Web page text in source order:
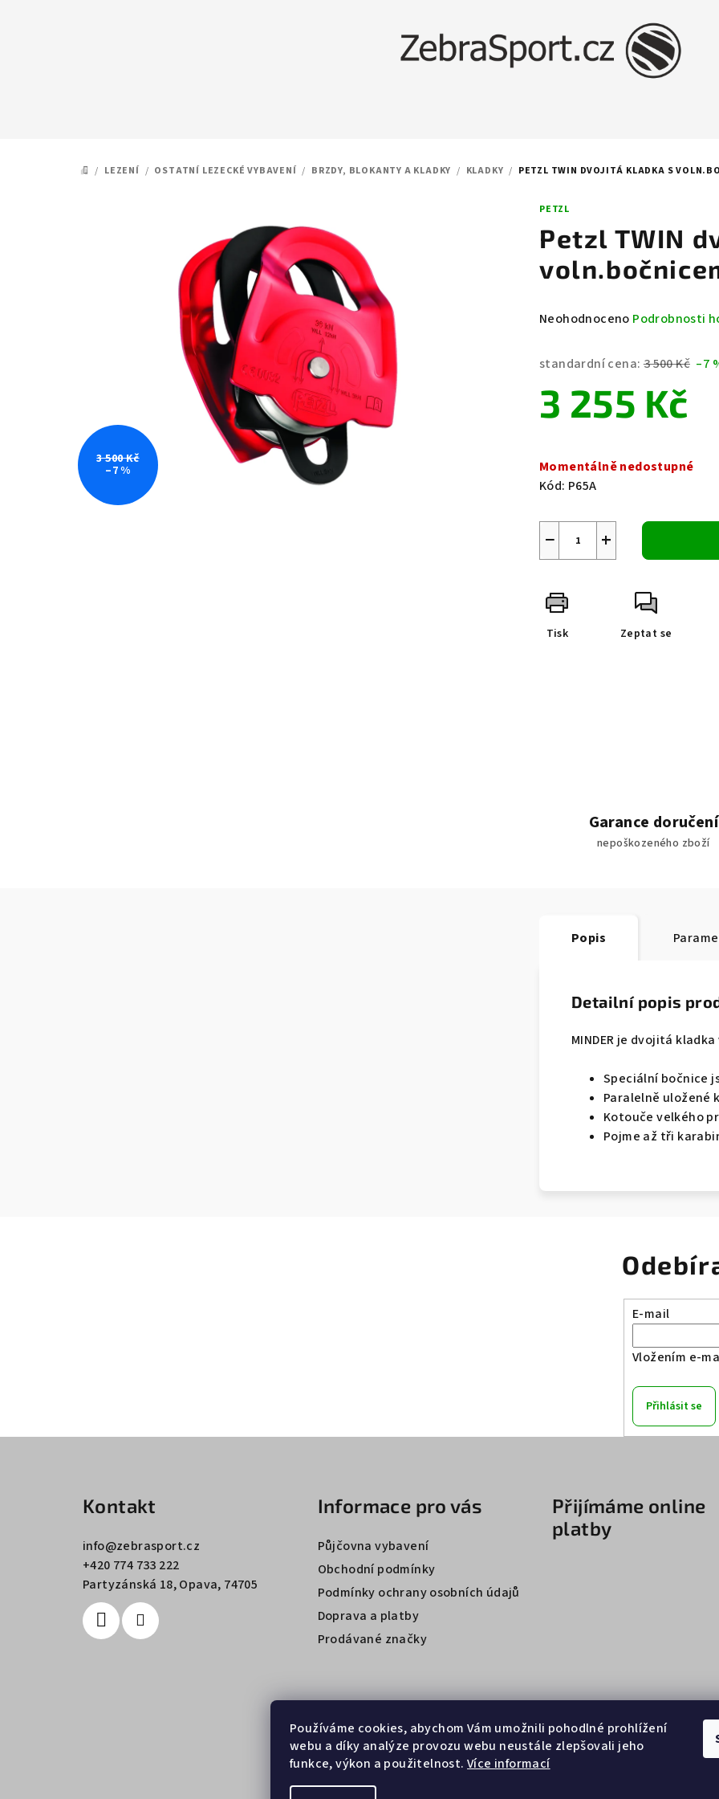
Používáme cookies, abychom Vám umožnili pohodlné prohlížení
webu a díky analýze provozu webu neustále zlepšovali jeho
funkce, výkon a použitelnost. Více informací
DOMŮ
/ LEZENÍ / OSTATNÍ LEZECKÉ VYBAVENÍ / BRZDY, BLOKANTY A KLADKY / KLADKY / PETZL TWIN DVOJITÁ KLADKA S
PETZL
Petzl TWIN
Průměrné
produktu
0,0
z
Neohodnoceno Podrobnosti
standardní cena: 3 500 Kč –7
3 255 Kč
cena:
Momentálně nedostupné
Kód: P65A
+
−
Tisk Zeptat se
3 500 Kč
–7 %
Garance doručení
nepoškozeného zboží
Popis
Detailní popis
MINDER je dvojitá
Speciální bočnice
Paralelně uložené
Kotouče velkého
Pojme až tři
E-mail
Vložením e-
Přihlásit se
Kontakt
info@zebrasport.cz
+420 774 733 222
Partyzánská 18, Opava, 74705
Informace pro vás
Půjčovna vybavení
Obchodní podmínky
Podmínky ochrany osobních údajů
Doprava a platby
Prodávané značky
Přijímáme online
platby